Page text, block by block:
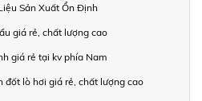
Sản Xuất Ổn Định
giá rẻ, chất lượng cao
giá rẻ tại kv phía Nam
đốt lò hơi giá rẻ, chất lượng cao